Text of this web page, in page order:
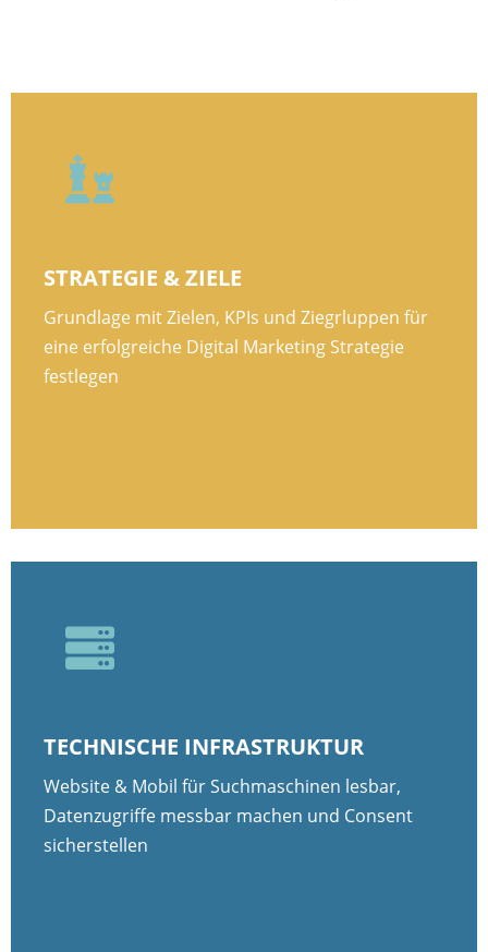

STRATEGIE & ZIELE
Grundlage mit Zielen, KPIs und Ziegrluppen für
eine erfolgreiche Digital Marketing Strategie
festlegen

TECHNISCHE INFRASTRUKTUR
Website & Mobil für Suchmaschinen lesbar,
Datenzugriffe messbar machen und Consent
sicherstellen